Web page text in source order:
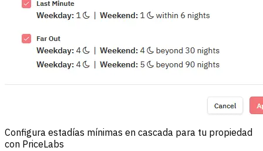
Configura estadías mínimas en cascada para tu propiedad
con PriceLabs